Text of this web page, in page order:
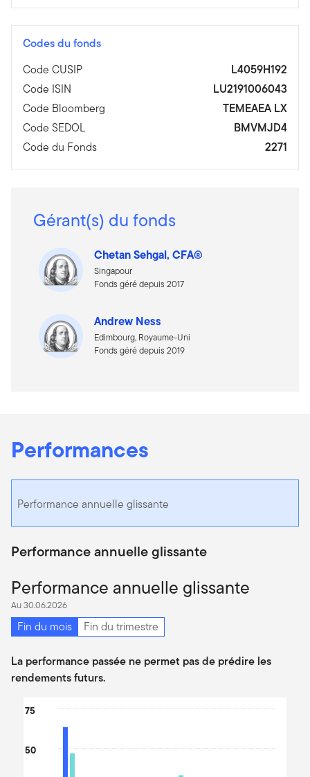
Codes du fonds
Code CUSIP
L4059H192
Code ISIN
LU2191006043
Code Bloomberg
TEMEAEA LX
Code SEDOL
BMVMJD4
Code du Fonds
2271
Gérant(s) du fonds
Chetan Sehgal, CFA®
Singapour
Fonds géré depuis 2017
Andrew Ness
Edimbourg, Royaume-Uni
Fonds géré depuis 2019
Performances
Performance annuelle glissante
Performance annuelle glissante
Performance annuelle glissante
Au 30.06.2026
Fin du mois Fin du trimestre
La performance passée ne permet pas de prédire les
rendements futurs.
Bar chart with 2 data series.
The chart has 1 X axis displaying categories.
50
75